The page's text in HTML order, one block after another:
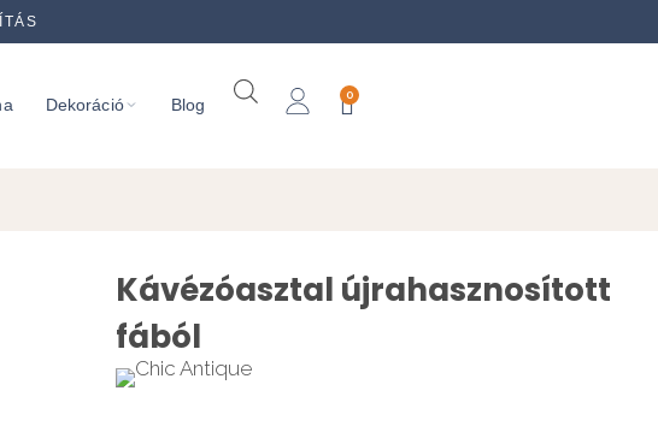
Dekoráció Blog
0
Kávézóasztal újrahasznosított
fából